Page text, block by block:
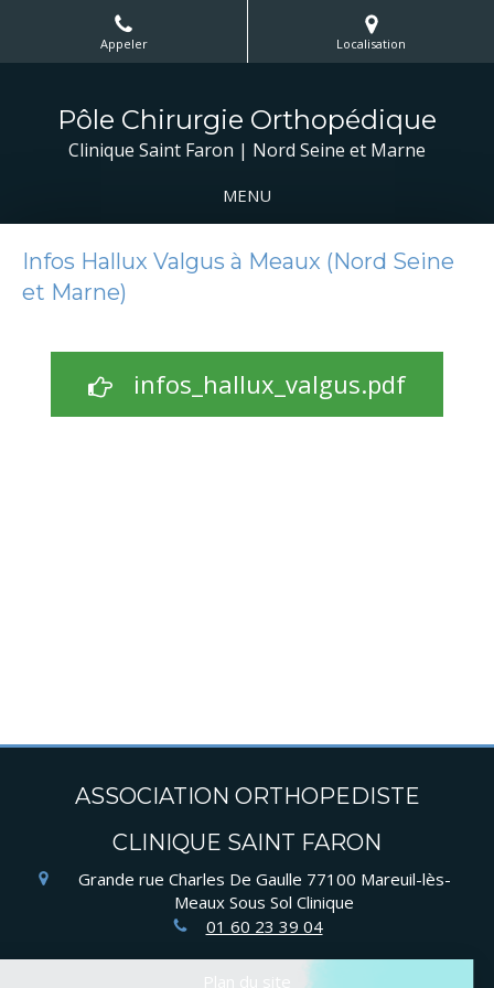
Appeler Localisation
Pôle Chirurgie Orthopédique
Clinique Saint Faron | Nord Seine et Marne
MENU
Infos Hallux Valgus à Meaux (Nord Seine
et Marne)
infos_hallux_valgus.pdf
ASSOCIATION ORTHOPEDISTE
CLINIQUE SAINT FARON
Grande rue Charles De Gaulle 77100 Mareuil-lès-
Meaux Sous Sol Clinique
01 60 23 39 04